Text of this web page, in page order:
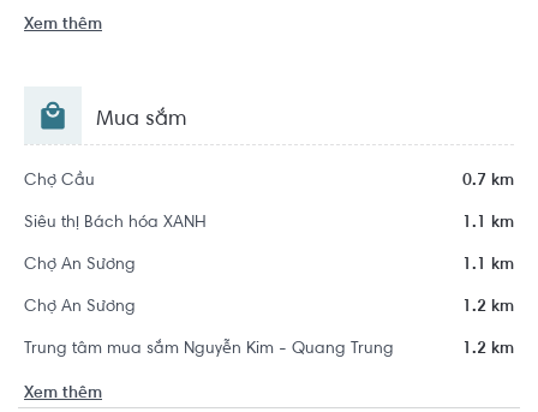
Xem thêm
Mua sắm
Chợ Cầu 0.7 km
Siêu thị Bách hóa XANH 1.1 km
Chợ An Sương 1.1 km
Chợ An Sương 1.2 km
Trung tâm mua sắm Nguyễn Kim - Quang Trung 1.2 km
Xem thêm